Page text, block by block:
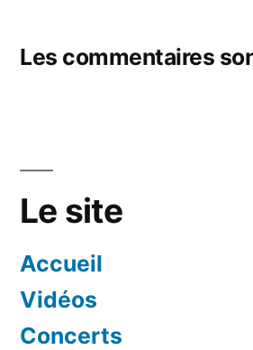
Les commentaires
Le site
Accueil
Vidéos
Concerts